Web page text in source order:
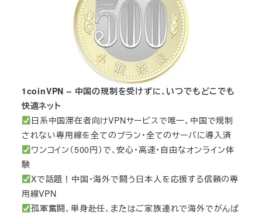
1coinVPN – 中国の規制を受けずに、いつでもどこでも
快適ネット
日系中国滞在者向けVPNサービスで唯一、中国で規制
されない専用線を全てのプラン・全てのサーバに導入済
ワンコイン（500円）で、安心・高速・自由なオンライン体
験
Xで話題！中国・海外で闘う日本人を応援する信頼の専
用線VPN
孤軍奮闘、単身赴任、またはご家族連れで海外でがんば